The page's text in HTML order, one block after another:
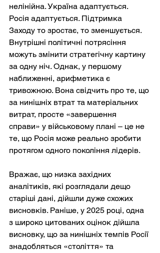
нелінійна. Україна адаптується.
Росія адаптується. Підтримка
Заходу то зростає, то зменшується.
Внутрішні політичні потрясіння
можуть змінити стратегічну картину
за одну ніч. Однак, у першому
наближенні, арифметика є
тривожною. Вона свідчить про те, що
за нинішніх втрат та матеріальних
витрат, просте «завершення
справи» у військовому плані – це не
те, що Росія може реально зробити
протягом одного покоління лідерів.
Вражає, що низка західних
аналітиків, які розглядали дещо
старіші дані, дійшли дуже схожих
висновків. Раніше, у 2025 році, одна
з широко цитованих оцінок дійшла
висновку, що за нинішніх темпів Росії
знадобляться «століття» та